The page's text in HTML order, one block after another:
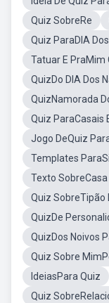
Quiz SobreRe
Quiz ParaDIA
Tatuar E PraMim
QuizDo DIA Dos
QuizNamorada
Quiz ParaCasais
Jogo DeQuiz
Templates
Texto
Quiz SobreTipão
QuizDe
QuizDos Noivos
Quiz Sobre
IdeiasPara Quiz
Quiz